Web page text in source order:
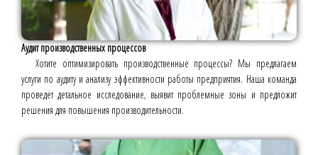
Аудит производственных процессов
Хотите оптимизировать производственные процессы? Мы предлагаем
услуги по аудиту и анализу эффективности работы предприятия. Наша команда
проведёт детальное исследование, выявит проблемные зоны и предложит
решения для повышения производительности.